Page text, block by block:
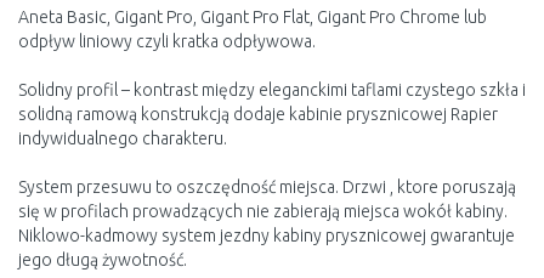
Aneta Basic, Gigant Pro, Gigant Pro Flat, Gigant Pro Chrome lub
odpływ liniowy czyli kratka odpływowa.
Solidny profil – kontrast między eleganckimi taflami czystego szkła i
solidną ramową konstrukcją dodaje kabinie prysznicowej Rapier
indywidualnego charakteru.
System przesuwu to oszczędność miejsca. Drzwi , ktore poruszają
się w profilach prowadzących nie zabierają miejsca wokół kabiny.
Niklowo-kadmowy system jezdny kabiny prysznicowej gwarantuje
jego długą żywotność.